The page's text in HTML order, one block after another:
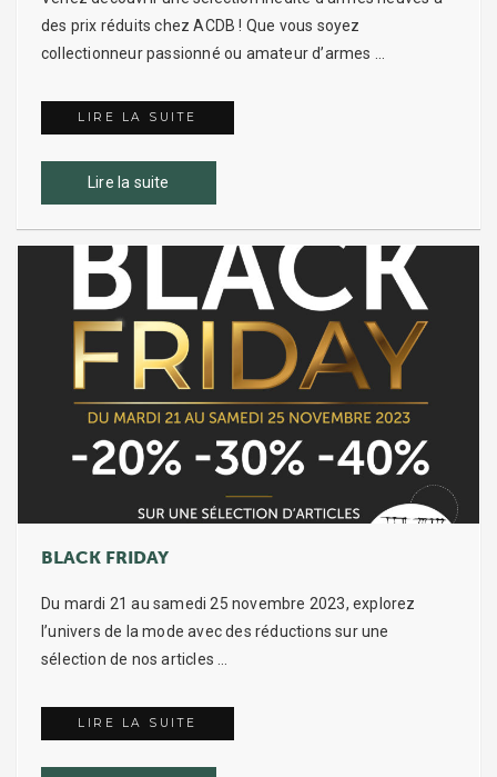
des prix réduits chez ACDB ! Que vous soyez
collectionneur passionné ou amateur d’armes …
LIRE LA SUITE
Lire la suite
BLACK FRIDAY
Du mardi 21 au samedi 25 novembre 2023, explorez
l’univers de la mode avec des réductions sur une
sélection de nos articles …
LIRE LA SUITE